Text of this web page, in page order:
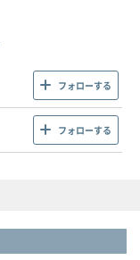
フォローする
フォローする